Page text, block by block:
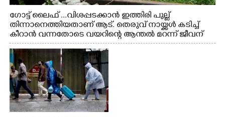
ഗോട്ട് ലൈഫ് ...വിശപ്പടക്കാൻ ഇത്തിരി പുല്ല്
തിന്നാനെത്തിയതാണ് ആട്. തെരുവ് നായ്ക്കൾ കടിച്ച്
കീറാൻ വന്നതോടെ വയറിന്റെ ആന്തൽ മറന്ന് ജീവന്
വേണ്ടിയായി ഓട്ടം. എറണാകുളം വാത്തുരുത്തിയിൽ
നിന്നുള്ള കാഴ്ച